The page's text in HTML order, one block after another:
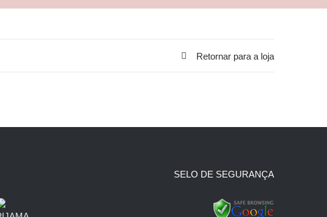
Retornar para a loja
SELO DE SEGURANÇA